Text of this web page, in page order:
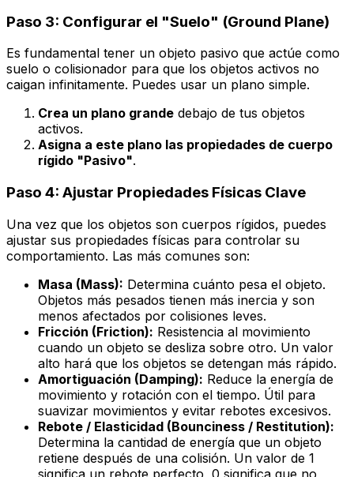
Paso 3: Configurar el "Suelo" (Ground Plane)
Es fundamental tener un objeto pasivo que actúe como
suelo o colisionador para que los objetos activos no
caigan infinitamente. Puedes usar un plano simple.
Crea un plano grande debajo de tus objetos
activos.
Asigna a este plano las propiedades de cuerpo
rígido "Pasivo".
Paso 4: Ajustar Propiedades Físicas Clave
Una vez que los objetos son cuerpos rígidos, puedes
ajustar sus propiedades físicas para controlar su
comportamiento. Las más comunes son:
Masa (Mass): Determina cuánto pesa el objeto.
Objetos más pesados tienen más inercia y son
menos afectados por colisiones leves.
Fricción (Friction): Resistencia al movimiento
cuando un objeto se desliza sobre otro. Un valor
alto hará que los objetos se detengan más rápido.
Amortiguación (Damping): Reduce la energía de
movimiento y rotación con el tiempo. Útil para
suavizar movimientos y evitar rebotes excesivos.
Rebote / Elasticidad (Bounciness / Restitution):
Determina la cantidad de energía que un objeto
retiene después de una colisión. Un valor de 1
significa un rebote perfecto, 0 significa que no